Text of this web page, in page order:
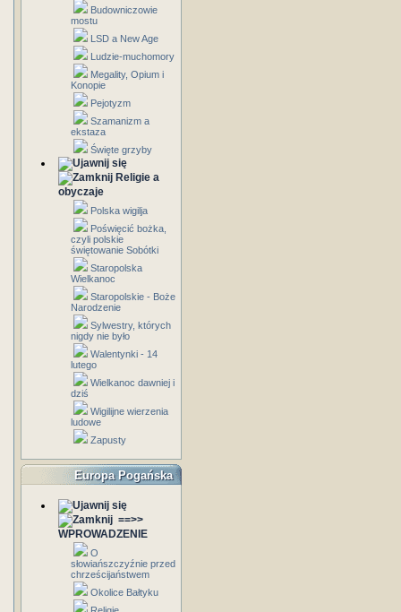
Budowniczowie
mostu
LSD a New Age
Ludzie-muchomory
Megality, Opium i
Konopie
Pejotyzm
Szamanizm a
ekstaza
Święte grzyby
Religie a
obyczaje
Polska wigilja
Poświęcić bożka,
czyli polskie
świętowanie Sobótki
Staropolska
Wielkanoc
Staropolskie - Boże
Narodzenie
Sylwestry, których
nigdy nie było
Walentynki - 14
lutego
Wielkanoc dawniej i
dziś
Wigilijne wierzenia
ludowe
Zapusty
Europa Pogańska
==>>
WPROWADZENIE
O
słowiańszczyźnie przed
chrześcijaństwem
Okolice Bałtyku